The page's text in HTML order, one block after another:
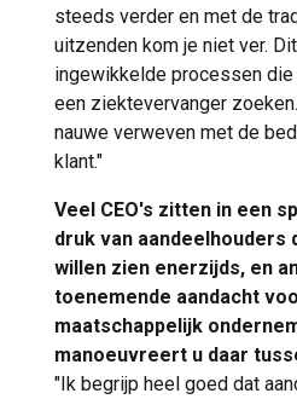
steeds verder en met de
uitzenden kom je niet ver.
ingewikkelde processen die
een ziektevervanger
nauwe verweven met de
klant."
Veel CEO's zitten in een
druk van aandeelhouders
willen zien enerzijds, en
toenemende aandacht
maatschappelijk
manoeuvreert u daar
"Ik begrijp heel goed dat